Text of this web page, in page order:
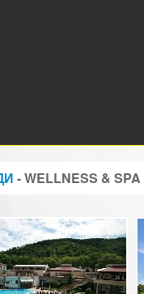
- WELLNESS & SPA